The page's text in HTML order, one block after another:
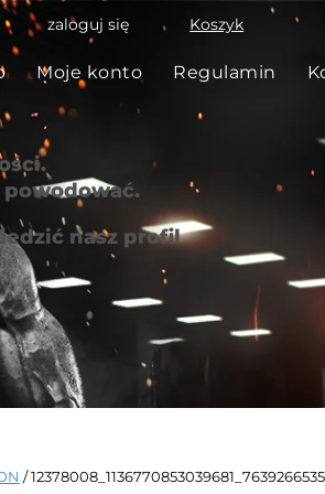
Koszyk
zaloguj się
Moje konto Regulamin
/
nasz profil